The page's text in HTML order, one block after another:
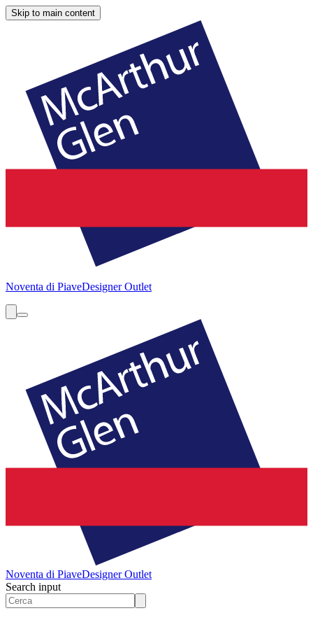
Skip to main content
Noventa di PiaveDesigner Outlet
Noventa di PiaveDesigner Outlet
Search input